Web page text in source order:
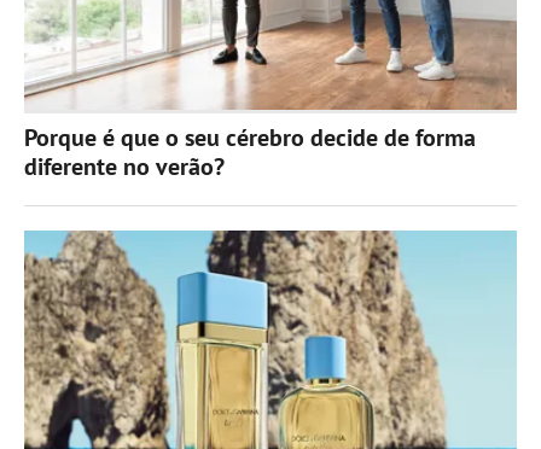
Porque é que o seu cérebro decide de forma
diferente no verão?